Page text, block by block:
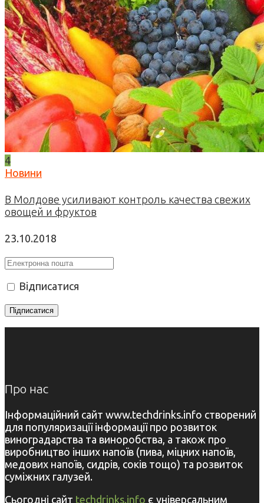
4
Новини
В Молдове усиливают контроль качества свежих
овощей и фруктов
23.10.2018
Відписатися
Про нас
Інформаційний сайт www.techdrinks.info створений
для популяризації інформації про розвиток
виноградарства та виноробства, а також про
виробництво інших напоїв (пива, міцних напоїв,
медових напоїв, сидрів, соків тощо) та розвиток
суміжних галузей.
Сьогодні сайт techdrinks.info є універсальним